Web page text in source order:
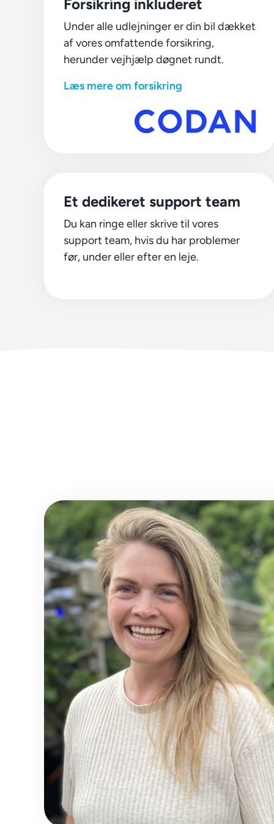
Forsikring inkluderet
Under alle udlejninger er din bil dækket
af vores omfattende forsikring,
herunder vejhjælp døgnet rundt.
Læs mere om forsikring
Et dedikeret support team
Du kan ringe eller skrive til vores
support team, hvis du har problemer
før, under eller efter en leje.